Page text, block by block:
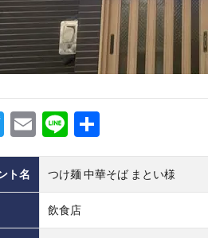
Twitter
Email
Line
有
ト名 つけ麺 中華そば まとい様
飲食店